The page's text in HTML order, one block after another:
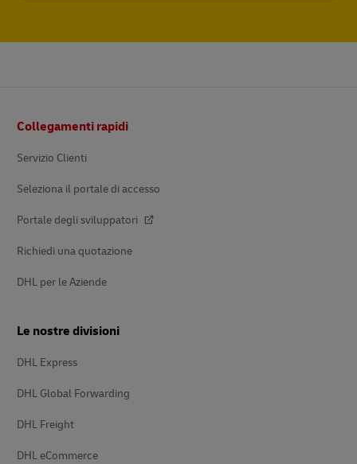
di
Collegamenti rapidi
Servizio Clienti
Seleziona il portale di accesso
Portale degli sviluppatori
Richiedi una quotazione
DHL per le Aziende
Le nostre divisioni
DHL Express
DHL Global Forwarding
DHL Freight
DHL eCommerce